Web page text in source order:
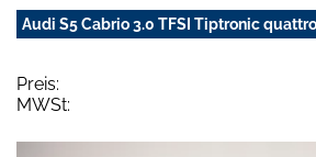
Audi S5 Cabrio 3.0 TFSI Tiptronic
Preis:
MWSt: